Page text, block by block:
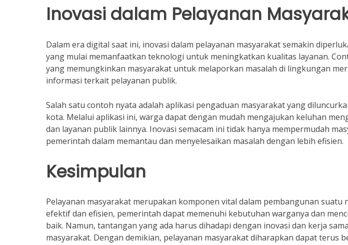
Inovasi dalam Pelayanan
Dalam era digital saat ini, inovasi dalam pelayanan masyarakat semakin
yang mulai memanfaatkan teknologi untuk meningkatkan kualitas layanan.
yang memungkinkan masyarakat untuk melaporkan masalah di lingkungan
informasi terkait pelayanan publik.
Salah satu contoh nyata adalah aplikasi pengaduan masyarakat yang
kota. Melalui aplikasi ini, warga dapat dengan mudah mengajukan keluhan
dan layanan publik lainnya. Inovasi semacam ini tidak hanya mempermudah
pemerintah dalam memantau dan menyelesaikan masalah dengan lebih efisien.
Kesimpulan
Pelayanan masyarakat merupakan komponen vital dalam pembangunan suatu
efektif dan efisien, pemerintah dapat memenuhi kebutuhan warganya dan
baik. Namun, tantangan yang ada harus dihadapi dengan inovasi dan kerja
masyarakat. Dengan demikian, pelayanan masyarakat diharapkan dapat terus